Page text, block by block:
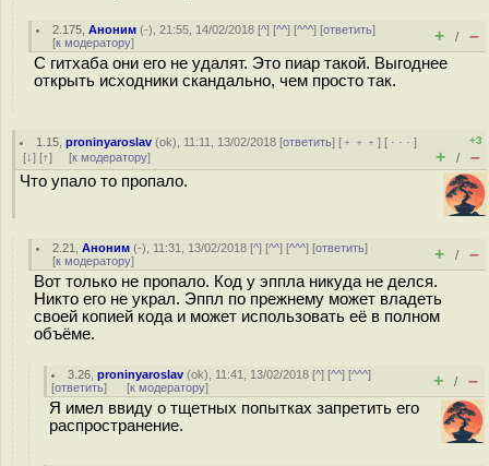
2.175 ,Аноним (-), 21:55, 14/02/2018 [^] [^^] [^^^] [ответить]
[к модератору] + / –
С гитхаба они его не удалят. Это пиар такой. Выгоднее
открыть исходники скандально, чем просто так.
1.15 ,proninyaroslav (ok), 11:11, 13/02/2018 [ответить] [ ﹢﹢﹢] [ · · ·]
[↓] [↑] [к модератору]
+3
+ / –
Что упало то пропало.
2.21 ,Аноним (-), 11:31, 13/02/2018 [^] [^^] [^^^] [ответить]
[к модератору] + / –
Вот только не пропало. Код у эппла никуда не делся.
Никто его не украл. Эппл по прежнему может владеть
своей копией кода и может использовать её в полном
объёме.
3.26 ,proninyaroslav (ok), 11:41, 13/02/2018 [^] [^^] [^^^]
[ответить] [к модератору] + / –
Я имел ввиду о тщетных попытках запретить его
распространение.